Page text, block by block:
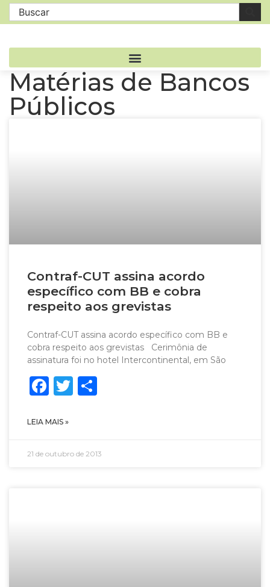
Matérias de Bancos
Públicos
Contraf-CUT assina acordo
específico com BB e cobra
respeito aos grevistas
Contraf-CUT assina acordo específico com BB e
cobra respeito aos grevistas Cerimônia de
assinatura foi no hotel Intercontinental, em São
Facebook
Twitter
LEIA MAIS »
21 de outubro de 2013